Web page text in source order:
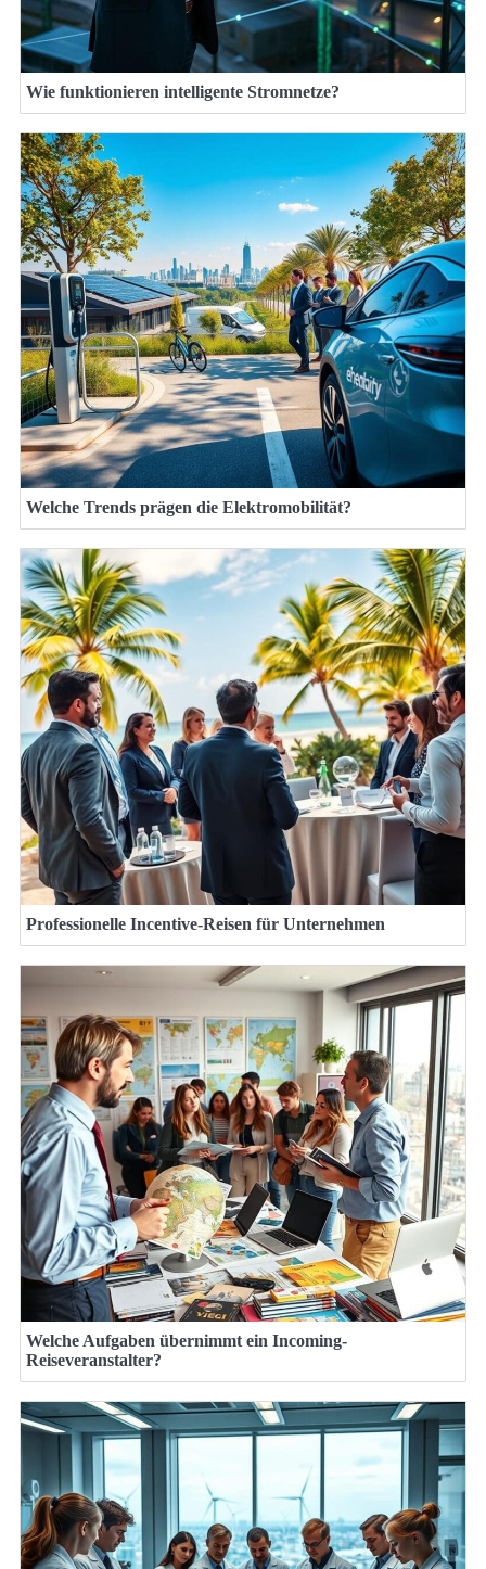
Wie funktionieren intelligente Stromnetze?
Welche Trends prägen die Elektromobilität?
Professionelle Incentive-Reisen für Unternehmen
Welche Aufgaben übernimmt ein Incoming-
Reiseveranstalter?